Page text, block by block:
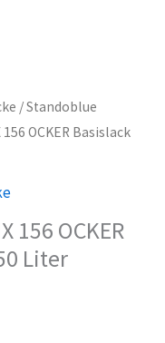
/Standoblue
OCKER Basislack
156 OCKER
Liter